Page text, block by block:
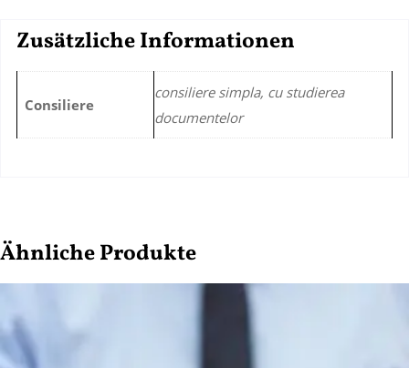
Zusätzliche Informationen
Consiliere
consiliere simpla, cu studierea
documentelor
Ähnliche Produkte